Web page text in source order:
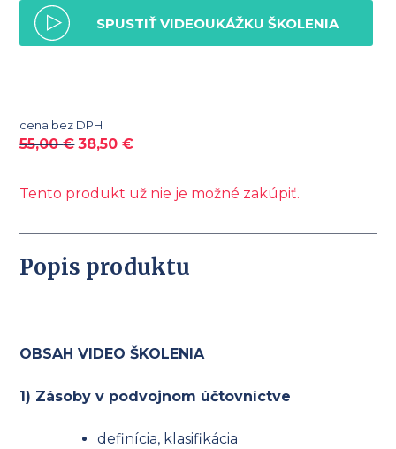
SPUSTIŤ VIDEOUKÁŽKU ŠKOLENIA
cena bez DPH
55,00€ 38,50€
Tento produkt už nie je možné zakúpiť.
Popis produktu
OBSAH VIDEO ŠKOLENIA
1) Zásoby v podvojnom účtovníctve
definícia, klasifikácia